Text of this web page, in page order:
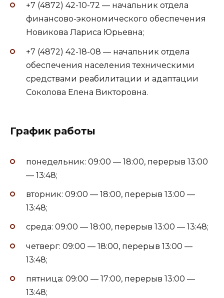
+7 (4872) 42-10-72 — начальник отдела
финансово-экономического обеспечения
Новикова Лариса Юрьевна;
+7 (4872) 42-18-08 — начальник отдела
обеспечения населения техническими
средствами реабилитации и адаптации
Соколова Елена Викторовна.
График работы
понедельник: 09:00 — 18:00, перерыв 13:00
— 13:48;
вторник: 09:00 — 18:00, перерыв 13:00 —
13:48;
среда: 09:00 — 18:00, перерыв 13:00 — 13:48;
четверг: 09:00 — 18:00, перерыв 13:00 —
13:48;
пятница: 09:00 — 17:00, перерыв 13:00 —
13:48;